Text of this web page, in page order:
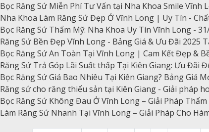
Bọc Răng Sứ Miễn Phí Tư Vấn tại Nha Khoa Smile Vĩnh
Nha Khoa Làm Răng Sứ Đẹp Ở Vĩnh Long | Uy Tín -
Bọc Răng Sứ Thẩm Mỹ: Nha Khoa Uy Tín Vĩnh Long -
Răng Sứ Bền Đẹp Vĩnh Long - Bảng Giá & Ưu Đãi 2025
Bọc Răng Sứ An Toàn Tại Vĩnh Long | Cam Kết Đẹp &
Răng Sứ Trả Góp Lãi Suất thấp Tại Kiên Giang: Ưu Đãi
Bọc Răng Sứ Giá Bao Nhiêu Tại Kiên Giang? Bảng Giá
Răng sứ cho răng thiểu sản tại Kiên Giang - Giải pháp
Bọc Răng Sứ Không Đau Ở Vĩnh Long – Giải Pháp
Làm Răng Sứ Nhanh Tại Vĩnh Long – Giải Pháp Cho